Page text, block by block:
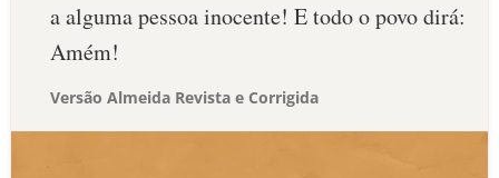
a alguma pessoa inocente! E todo o povo dirá:
Amém!
Versão Almeida Revista e Corrigida